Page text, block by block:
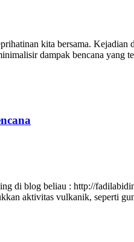
kita bersama.
dampak bencana
di blog beliau : http://
aktivitas vulkanik, seperti